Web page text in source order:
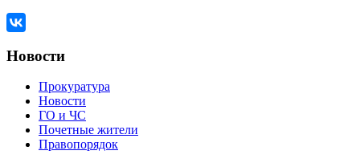
Новости
Прокуратура
Новости
ГО и ЧС
Почетные жители
Правопорядок